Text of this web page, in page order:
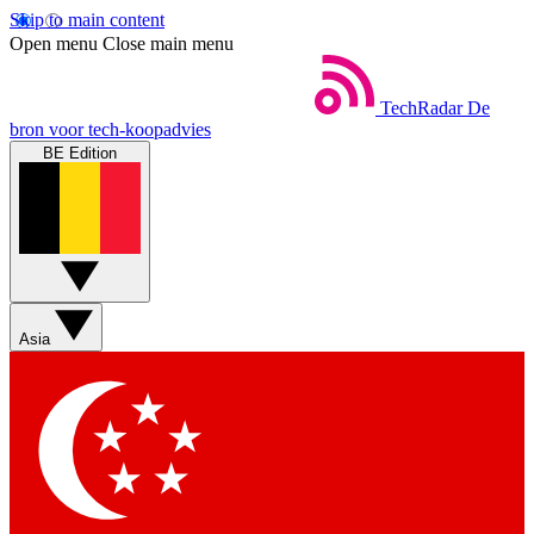
Skip to main content
Open menu Close main menu
TechRadar De
bron voor tech-koopadvies
BE Edition
Asia